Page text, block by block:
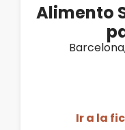
Alimento
Ir a la